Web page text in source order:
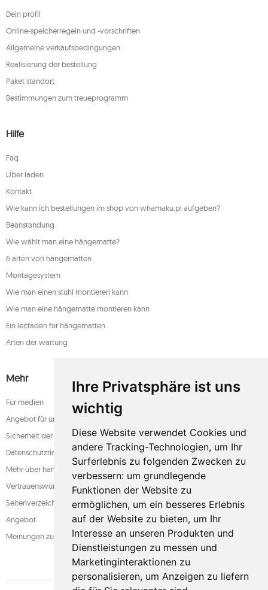
Ihre Privatsphäre ist uns
wichtig
Diese Website verwendet Cookies und
andere Tracking-Technologien, um Ihr
Surferlebnis zu folgenden Zwecken zu
verbessern: um grundlegende
Funktionen der Website zu
ermöglichen, um ein besseres Erlebnis
auf der Website zu bieten, um Ihr
Interesse an unseren Produkten und
Dienstleistungen zu messen und
Marketinginteraktionen zu
personalisieren, um Anzeigen zu liefern
Dein profil
Online-speicherregeln und -vorschriften
Allgemeine verkaufsbedingungen
Realisierung der bestellung
Paket standort
Bestimmungen zum treueprogramm
Hilfe
Faq
Über laden
Kontakt
Wie kann ich bestellungen im shop von whamaku.pl aufgeben?
Beanstandung
Wie wählt man eine hängematte?
6 arten von hängematten
Montagesystem
Wie man einen stuhl montieren kann
Wie man eine hängematte montieren kann
Ein leitfaden für hängematten
Arten der wartung
Mehr
Für medien
Angebot für unternehmen
Sicherheit der zahlung
Datenschutzrichtlinie
Mehr über hängematten
Vertrauenswürdiger laden
Seitenverzeichnis
Angebot
Meinungen zum shop